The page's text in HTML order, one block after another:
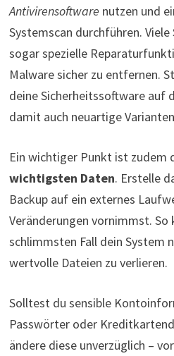
Antivirensoftware nutzen und
Systemscan durchführen.
sogar spezielle
Malware sicher zu entfernen.
deine Sicherheitssoftware auf
damit auch neuartige
Ein wichtiger Punkt ist zudem
wichtigsten Daten. Erstelle
Backup auf ein externes
Veränderungen vornimmst. So
schlimmsten Fall dein System
wertvolle Dateien zu verlieren.
Solltest du sensible
Passwörter oder
ändere diese unverzüglich –